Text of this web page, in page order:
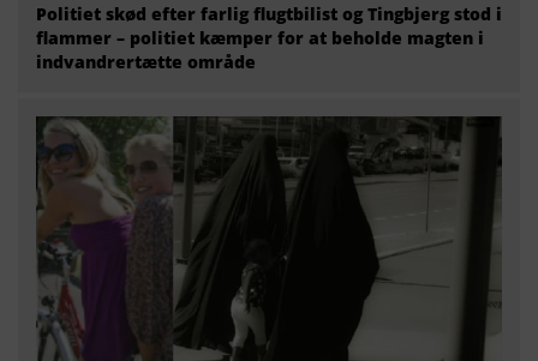
Politiet skød efter farlig flugtbilist og Tingbjerg stod i
flammer – politiet kæmper for at beholde magten i
indvandrertætte område